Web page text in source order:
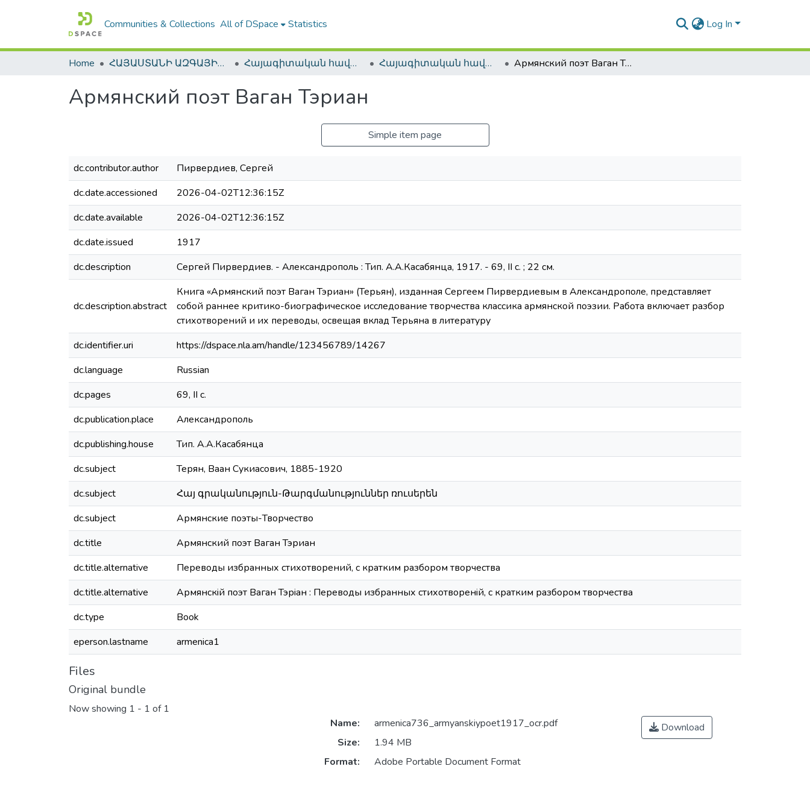
Communities & Collections All of DSpace Statistics Log In
Home ՀԱՅԱՍՏԱՆԻ ԱԶԳԱՅԻՆ ԳՐԱԴԱՐԱՆԻ ԹՎԱՅԻՆ ՊԱՀՈՑ / DIGITAL REPOSITORY OF NLA Հայագիտական հավաքածու / Armenica Հայագիտական հավաքածու / Armenica Армянский поэт Ваган Тэриан
Армянский поэт Ваган Тэриан
Simple item page
dc.contributor.author
Пирвердиев, Сергей
dc.date.accessioned
2026-04-02T12:36:15Z
dc.date.available
2026-04-02T12:36:15Z
dc.date.issued
1917
dc.description
Сергей Пирвердиев. - Александрополь : Тип. А.А.Касабянца, 1917. - 69, II с. ; 22 см.
dc.description.abstract
Книга «Армянский поэт Ваган Тэриан» (Терьян), изданная Сергеем Пирвердиевым в Александрополе, представляет
собой раннее критико-биографическое исследование творчества классика армянской поэзии. Работа включает разбор
стихотворений и их переводы, освещая вклад Терьяна в литературу
dc.identifier.uri
https://dspace.nla.am/handle/123456789/14267
dc.language
Russian
dc.pages
69, II с.
dc.publication.place
Александрополь
dc.publishing.house
Тип. А.А.Касабянца
dc.subject
Терян, Ваан Сукиасович, 1885-1920
dc.subject
Հայ գրականություն-Թարգմանություններ ռուսերեն
dc.subject
Армянские поэты-Творчество
dc.title
Армянский поэт Ваган Тэриан
dc.title.alternative
Переводы избранных стихотворений, с кратким разбором творчества
dc.title.alternative
Армянскiй поэт Ваган Тэрiан : Переводы избранных стихотворенiй, с кратким разбором творчества
dc.type
Book
eperson.lastname
armenica1
Files
Original bundle
Now showing 1 - 1 of 1
Name:
armenica736_armyanskiypoet1917_ocr.pdf
Size:
1.94 MB
Format:
Adobe Portable Document Format
Download